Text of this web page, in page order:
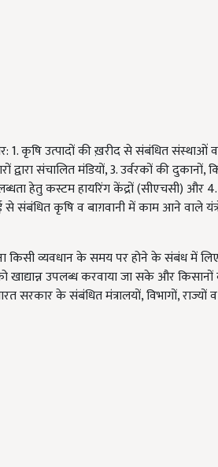
1. कृषि उत्पादों की ख़रीद से संबंधित संस्थाओं
द्वारा संचालित मंडियों, 3. उर्वरकों की दुकानों,
हेतु कस्टम हायरिंग केंद्रों (सीएचसी) और
कृषि व बाग़वानी में काम आने वाले
किसी व्यवधान के समय पर होने के संबंध में
खाद्यान्न उपलब्ध करवाया जा सके और
के संबंधित मंत्रालयों, विभागों, राज्यों